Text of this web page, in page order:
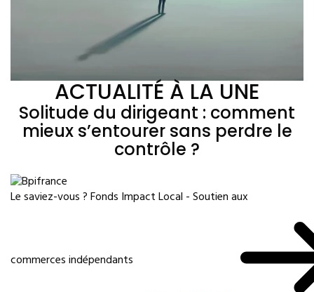
ACTUALITÉ À LA UNE
Solitude du dirigeant : comment
mieux s’entourer sans perdre le
contrôle ?
Le saviez-vous ?Fonds Impact Local - Soutien aux
commerces indépendants